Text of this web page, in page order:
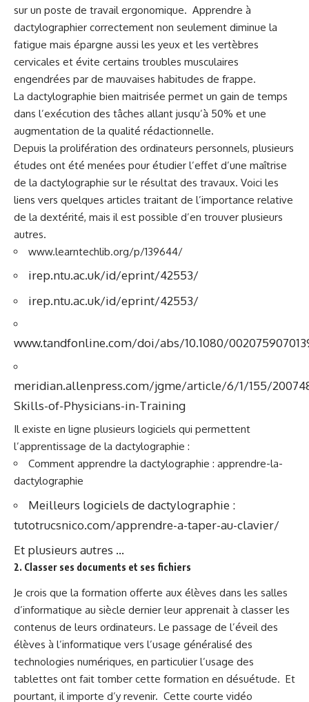
sur un poste de travail ergonomique. Apprendre à
dactylographier correctement non seulement diminue la
fatigue mais épargne aussi les yeux et les vertèbres
cervicales et évite certains troubles musculaires
engendrées par de mauvaises habitudes de frappe.
La dactylographie bien maitrisée permet un gain de temps
dans l’exécution des tâches allant jusqu’à 50% et une
augmentation de la qualité rédactionnelle.
Depuis la prolifération des ordinateurs personnels, plusieurs
études ont été menées pour étudier l’effet d’une maîtrise
de la dactylographie sur le résultat des travaux. Voici les
liens vers quelques articles traitant de l’importance relative
de la dextérité, mais il est possible d’en trouver plusieurs
autres.
www.learntechlib.org/p/139644/
irep.ntu.ac.uk/id/eprint/42553/
irep.ntu.ac.uk/id/eprint/42553/
www.tandfonline.com/doi/abs/10.1080/
meridian.allenpress.com/jgme/article/6/1/155/
Skills-of-Physicians-in-Training
Il existe en ligne plusieurs logiciels qui permettent
l’apprentissage de la dactylographie :
Comment apprendre la dactylographie : apprendre-la-
dactylographie
Meilleurs logiciels de dactylographie :
tutotrucsnico.com/apprendre-a-taper-au-clavier/
Et plusieurs autres …
2. Classer ses documents et ses fichiers
Je crois que la formation offerte aux élèves dans les salles
d’informatique au siècle dernier leur apprenait à classer les
contenus de leurs ordinateurs. Le passage de l’éveil des
élèves à l’informatique vers l’usage généralisé des
technologies numériques, en particulier l’usage des
tablettes ont fait tomber cette formation en désuétude. Et
pourtant, il importe d’y revenir. Cette courte vidéo